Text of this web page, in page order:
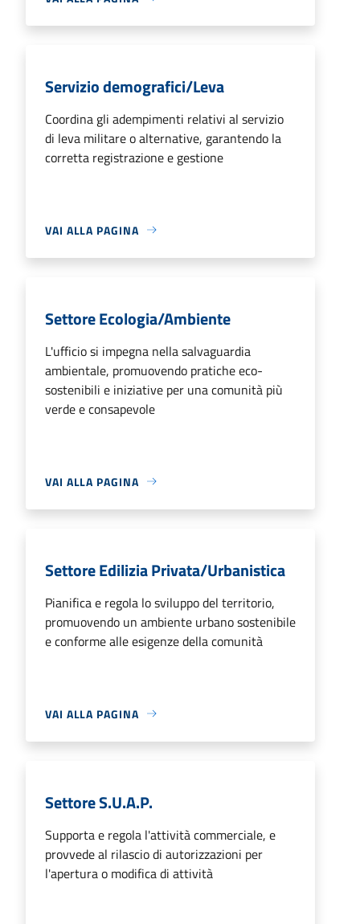
Servizio demografici/Leva
Coordina gli adempimenti relativi al servizio
di leva militare o alternative, garantendo la
corretta registrazione e gestione
VAI ALLA PAGINA
Settore Ecologia/Ambiente
L'ufficio si impegna nella salvaguardia
ambientale, promuovendo pratiche eco-
sostenibili e iniziative per una comunità più
verde e consapevole
VAI ALLA PAGINA
Settore Edilizia Privata/Urbanistica
Pianifica e regola lo sviluppo del territorio,
promuovendo un ambiente urbano sostenibile
e conforme alle esigenze della comunità
VAI ALLA PAGINA
Settore S.U.A.P.
Supporta e regola l'attività commerciale, e
provvede al rilascio di autorizzazioni per
l'apertura o modifica di attività